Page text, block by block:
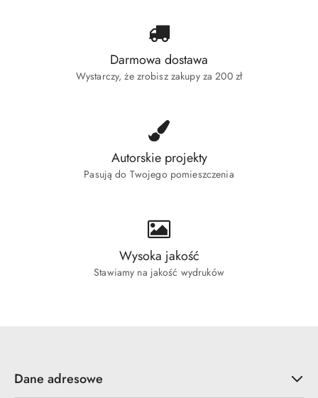
Darmowa dostawa
Wystarczy, że zrobisz zakupy za 200 zł
Autorskie projekty
Pasują do Twojego pomieszczenia
Wysoka jakość
Stawiamy na jakość wydruków
Dane adresowe